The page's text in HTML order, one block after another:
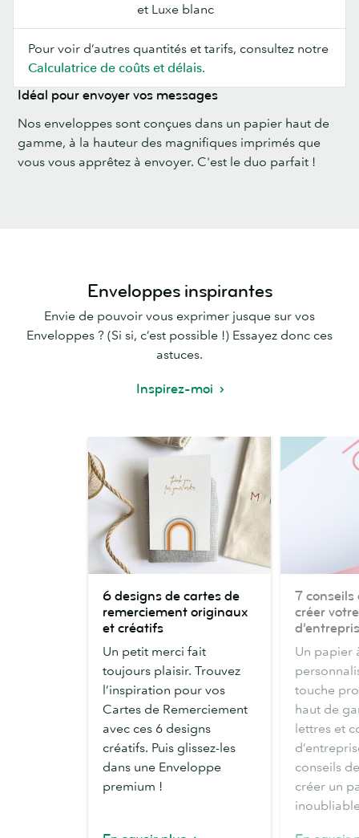
et Luxe blanc
Pour voir d’autres quantités et tarifs, consultez notre
Calculatrice de coûts et délais.
Idéal pour envoyer vos messages
Nos enveloppes sont conçues dans un papier haut de
gamme, à la hauteur des magnifiques imprimés que
vous vous apprêtez à envoyer. C'est le duo parfait !
Enveloppes inspirantes
Envie de pouvoir vous exprimer jusque sur vos
Enveloppes ? (Si si, c’est possible !) Essayez donc ces
astuces.
Inspirez-moi
designs
remerciement
originaux
créatifs
6 designs de cartes de
remerciement originaux
et créatifs
Un petit merci fait
toujours plaisir. Trouvez
l’inspiration pour vos
Cartes de Remerciement
avec ces 6 designs
créatifs. Puis glissez-les
dans une Enveloppe
premium !
conseils
design
créer
votre
en-
tête
d’entreprise
7
créer
Un papier
touche
haut de
lettres et
conseils
créer un